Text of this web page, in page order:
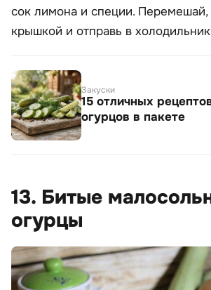
сок лимона и специи. Перемешай,
крышкой и отправь в
Закуски
15 отличных
огурцов в пакете
13. Битые
огурцы